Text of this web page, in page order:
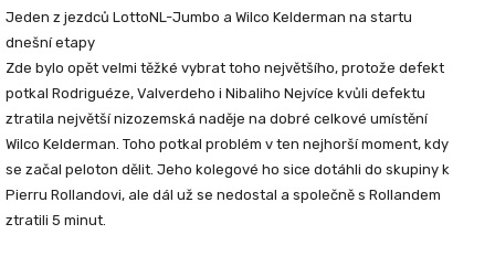
Jeden z jezdců LottoNL-Jumbo a Wilco Kelderman na startu
dnešní etapy
Zde bylo opět velmi těžké vybrat toho největšího, protože defekt
potkal Rodriguéze, Valverdeho i Nibaliho Nejvíce kvůli defektu
ztratila největší nizozemská naděje na dobré celkové umístění
Wilco Kelderman. Toho potkal problém v ten nejhorší moment, kdy
se začal peloton dělit. Jeho kolegové ho sice dotáhli do skupiny k
Pierru Rollandovi, ale dál už se nedostal a společně s Rollandem
ztratili 5 minut.